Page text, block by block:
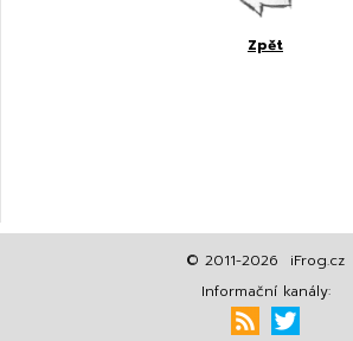
Zpět
© 2011-2026 iFrog.cz
Informační kanály: